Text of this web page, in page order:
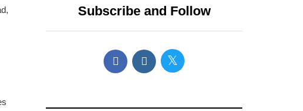
Subscribe and Follow